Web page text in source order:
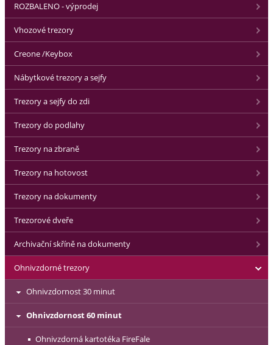
ROZBALENO - výprodej
Vhozové trezory
Creone /Keybox
Nábytkové trezory a sejfy
Trezory a sejfy do zdi
Trezory do podlahy
Trezory na zbraně
Trezory na hotovost
Trezory na dokumenty
Trezorové dveře
Archivační skříně na dokumenty
Ohnivzdorné trezory
Ohnivzdornost 30 minut
Ohnivzdornost 60 minut
Ohnivzdorná kartotéka FireFale